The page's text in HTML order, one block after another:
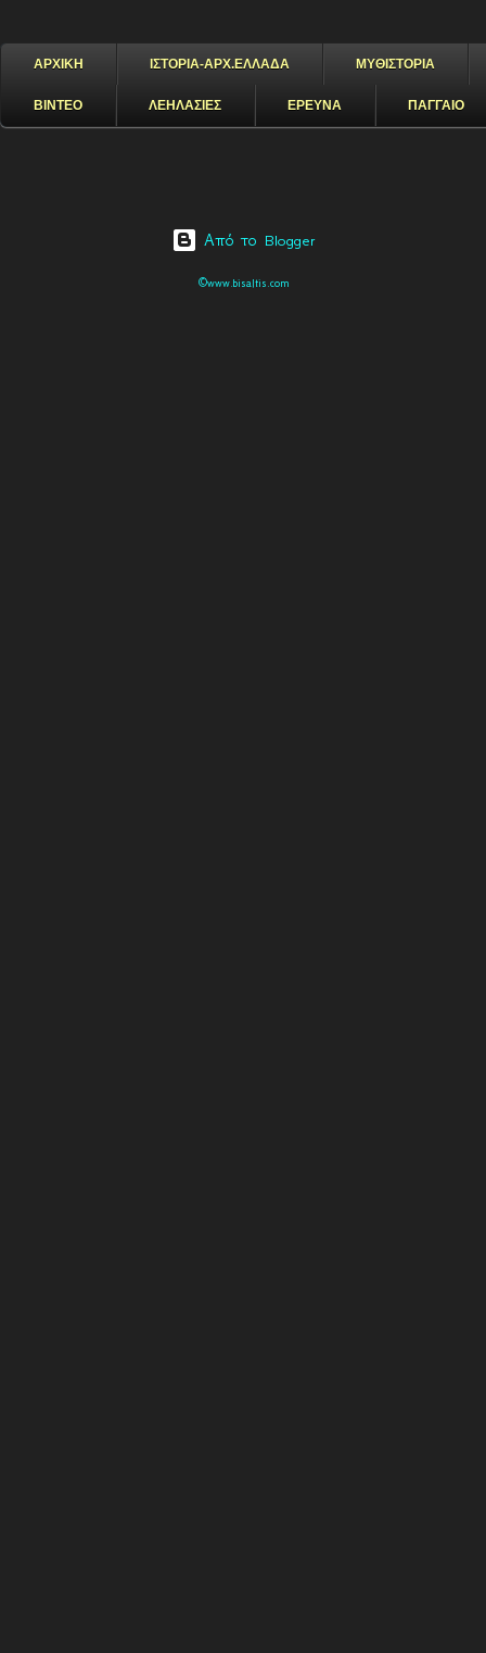
ΑΡΧΙΚΗ ΙΣΤΟΡΙΑ-ΑΡΧ.ΕΛΛΑΔΑ ΜΥΘΙΣΤΟΡΙΑ
ΒΙΝΤΕΟ ΛΕΗΛΑΣΙΕΣ ΕΡΕΥΝΑ ΠΑΓΓΑΙΟ
Από το Blogger
©www.bisaltis.com